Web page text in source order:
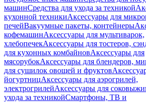
машинСредства для ухода за техникой
кухонной техникиАксессуары для
печейВакуумные пакеты, контейнеры
кофемашинАксессуары для мультиварок,
хлебопечекАксессуары для тостеров,
для кухонных комбайновАксессуары для
мясорубокАксессуары для блендеров,
для сушилок овощей и фруктов
йогуртницАксессуары для аэрогрилей,
электрогрилейАксессуары для
ухода за техникойСмартфоны, ТВ и